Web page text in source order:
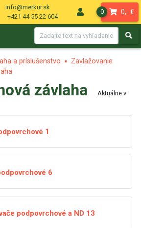
info@merkur.sk
+421 44 55 22 604
0 0,- €
a príslušenstvo
Zavlažovanie
závlaha Aktuálne v
1
6
podpovrchové a ND 13